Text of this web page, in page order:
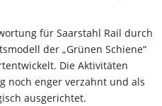
für Saarstahl Rail durch
der „Grünen Schiene“
Die Aktivitäten
noch enger verzahnt und als
ausgerichtet.